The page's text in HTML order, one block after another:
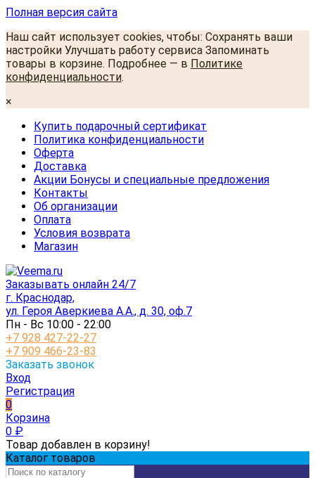
Полная версия сайта
Наш сайт использует cookies, чтобы: Сохранять ваши
настройки Улучшать работу сервиса Запоминать
товары в корзине. Подробнее — в Политике
конфиденциальности.
×
Купить подарочный сертификат
Политика конфиденциальности
Оферта
Доставка
Акции Бонусы и специальные предложения
Контакты
Об организации
Оплата
Условия возврата
Магазин
Заказывать онлайн 24/7
г. Краснодар,
ул. Героя Аверкиева А.А., д. 30, оф.7
Пн - Вс 10:00 - 22:00
+7 928 427-22-27
+7 909 466-23-83
Заказать звонок
Вход
Регистрация
0
Корзина
0 ₽
Товар добавлен в корзину!
Каталог товаров